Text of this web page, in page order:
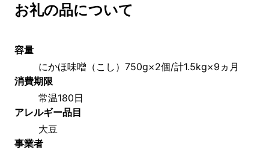
お礼の品について
容量
にかほ味噌（こし）750g×2個/計1.5kg×9ヵ月
消費期限
常温180日
アレルギー品目
大豆
事業者